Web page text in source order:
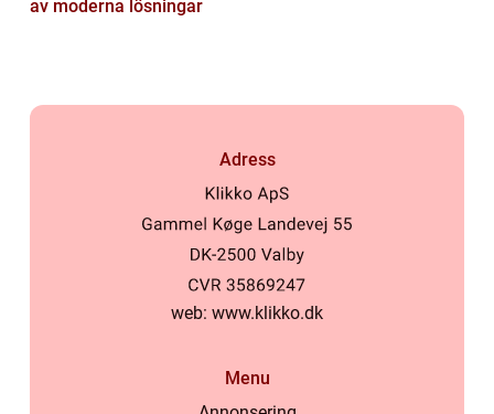
av moderna lösningar
Adress
web: www.klikko.dk
Menu